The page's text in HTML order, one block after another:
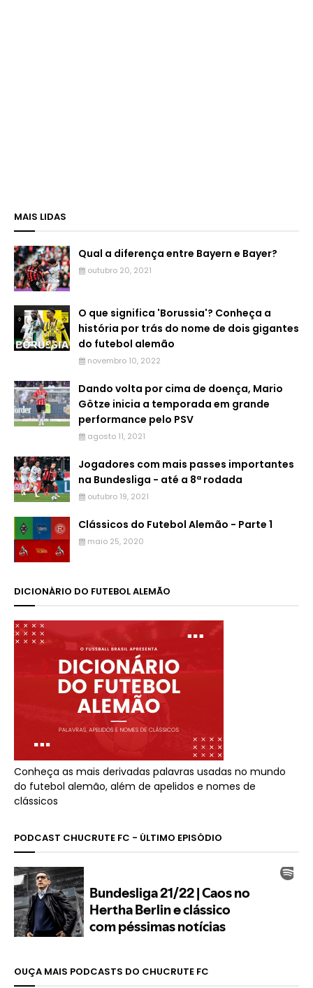
MAIS LIDAS
Qual a diferença entre Bayern e Bayer?
outubro 20, 2021
O que significa 'Borussia'? Conheça a
história por trás do nome de dois gigantes
do futebol alemão
novembro 10, 2022
Dando volta por cima de doença, Mario
Götze inicia a temporada em grande
performance pelo PSV
agosto 11, 2021
Jogadores com mais passes importantes
na Bundesliga - até a 8ª rodada
outubro 19, 2021
Clássicos do Futebol Alemão - Parte 1
maio 25, 2020
DICIONÁRIO DO FUTEBOL ALEMÃO
Conheça as mais derivadas palavras usadas no mundo
do futebol alemão, além de apelidos e nomes de
clássicos
PODCAST CHUCRUTE FC - ÚLTIMO EPISÓDIO
OUÇA MAIS PODCASTS DO CHUCRUTE FC